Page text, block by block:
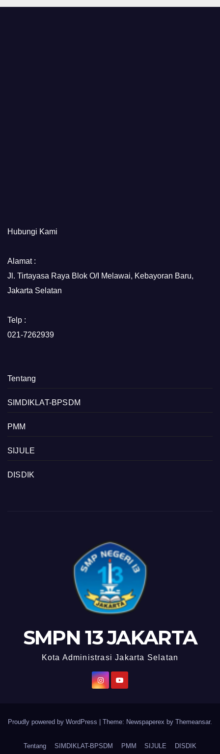
Hubungi Kami
Alamat :
Jl. Tirtayasa Raya Blok O/I Melawai, Kebayoran Baru,
Jakarta Selatan
Telp :
021-7262939
Tentang
SIMDIKLAT-BPSDM
PMM
SIJULE
DISDIK
SMPN 13 JAKARTA
Kota Administrasi Jakarta Selatan
Proudly powered by WordPress Theme: Newspaperex by Themeansar.
Tentang SIMDIKLAT-BPSDM PMM SIJULE DISDIK